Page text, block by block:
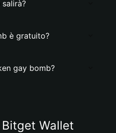
è gratuito?
gay bomb?
Bitget Wallet